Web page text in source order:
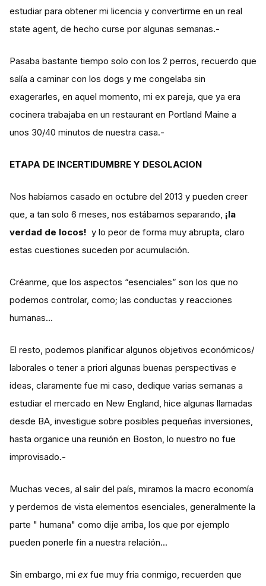
estudiar para obtener mi licencia y convertirme en un real
state agent, de hecho curse por algunas semanas.-
Pasaba bastante tiempo solo con los 2 perros, recuerdo que
salía a caminar con los dogs y me congelaba sin
exagerarles, en aquel momento, mi ex pareja, que ya era
cocinera trabajaba en un restaurant en Portland Maine a
unos 30/40 minutos de nuestra casa.-
ETAPA DE INCERTIDUMBRE Y DESOLACION
Nos habíamos casado en octubre del 2013 y pueden creer
que, a tan solo 6 meses, nos estábamos separando, ¡la
verdad de locos! y lo peor de forma muy abrupta, claro
estas cuestiones suceden por acumulación.
Créanme, que los aspectos “esenciales” son los que no
podemos controlar, como; las conductas y reacciones
humanas…
El resto, podemos planificar algunos objetivos económicos/
laborales o tener a priori algunas buenas perspectivas e
ideas, claramente fue mi caso, dedique varias semanas a
estudiar el mercado en New England, hice algunas llamadas
desde BA, investigue sobre posibles pequeñas inversiones,
hasta organice una reunión en Boston, lo nuestro no fue
improvisado.-
Muchas veces, al salir del país, miramos la macro economía
y perdemos de vista elementos esenciales, generalmente la
parte " humana" como dije arriba, los que por ejemplo
pueden ponerle fin a nuestra relación...
Sin embargo, mi ex fue muy fria conmigo, recuerden que